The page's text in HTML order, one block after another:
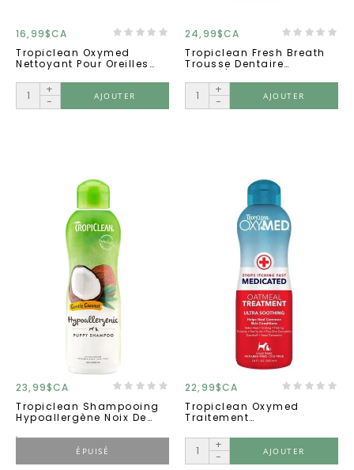
16,99$CA
Tropiclean Oxymed
Nettoyant Pour Oreilles
+
-
AJOUTER
24,99$CA
Tropiclean Fresh Breath
Trousse Dentaire
+
-
AJOUTER
23,99$CA
Tropiclean Shampooing
Hypoallergène Noix De
ÉPUISÉ
22,99$CA
Tropiclean Oxymed
Traitement
+
-
AJOUTER